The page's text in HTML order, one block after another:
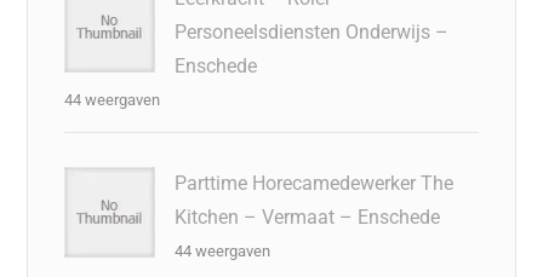
Personeelsdiensten Onderwijs –
Enschede
44 weergaven
Parttime Horecamedewerker The
Kitchen – Vermaat – Enschede
44 weergaven